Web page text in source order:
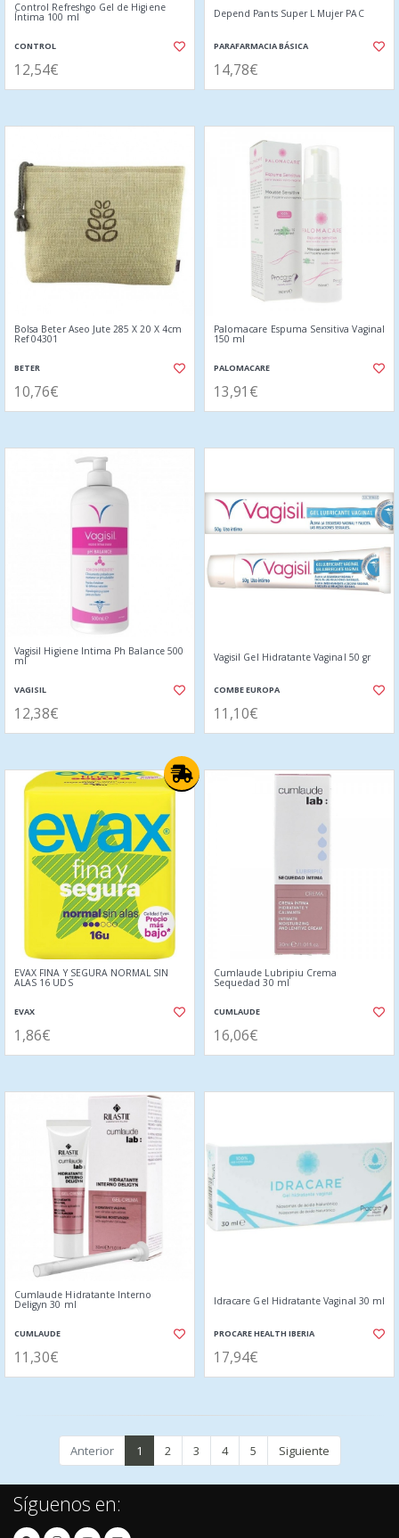
Control Refreshgo Gel de Higiene
Íntima 100 ml
CONTROL
12,54€
Depend Pants Super L Mujer PAC
PARAFARMACIA BÁSICA
14,78€
Bolsa Beter Aseo Jute 285 X 20 X 4cm
Ref 04301
BETER
10,76€
Palomacare Espuma Sensitiva Vaginal
150 ml
PALOMACARE
13,91€
Vagisil Higiene Intima Ph Balance 500
ml
VAGISIL
12,38€
Vagisil Gel Hidratante Vaginal 50 gr
COMBE EUROPA
11,10€
EVAX FINA Y SEGURA NORMAL SIN
ALAS 16 UDS
EVAX
1,86€
Cumlaude Lubripiu Crema
Sequedad 30 ml
CUMLAUDE
16,06€
Cumlaude Hidratante Interno
Deligyn 30 ml
CUMLAUDE
11,30€
Idracare Gel Hidratante Vaginal 30 ml
PROCARE HEALTH IBERIA
17,94€
Anterior 1 2 3 4 5 Siguiente
Síguenos en: